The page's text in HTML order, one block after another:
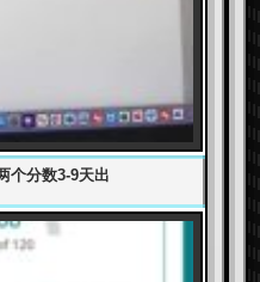
个分数3-9天出